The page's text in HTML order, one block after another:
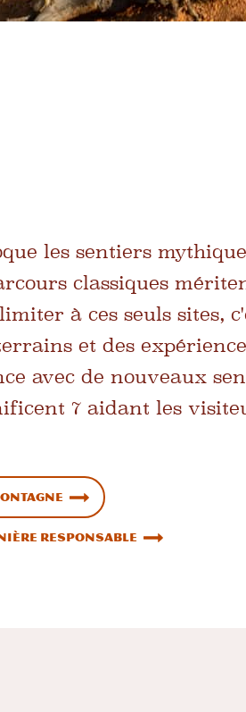
les sentiers
classiques
à ces seuls sites,
et des
avec de nouveaux
7 aidant les
responsable